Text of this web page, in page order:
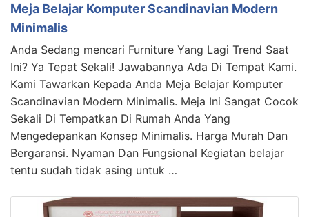
Meja Belajar Komputer Scandinavian Modern
Minimalis
Anda Sedang mencari Furniture Yang Lagi Trend Saat
Ini? Ya Tepat Sekali! Jawabannya Ada Di Tempat Kami.
Kami Tawarkan Kepada Anda Meja Belajar Komputer
Scandinavian Modern Minimalis. Meja Ini Sangat Cocok
Sekali Di Tempatkan Di Rumah Anda Yang
Mengedepankan Konsep Minimalis. Harga Murah Dan
Bergaransi. Nyaman Dan Fungsional Kegiatan belajar
tentu sudah tidak asing untuk …